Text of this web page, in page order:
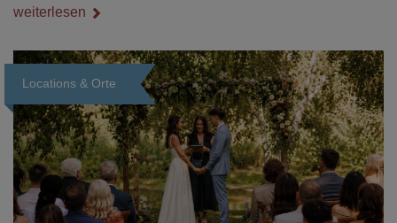
unübersichtlichen Stapel. Wer schon einmal kurz vor einem Event
Dokument gesucht hat, kennt das mulmige Gefühl.
weiterlesen
Locations & Orte
Loading...